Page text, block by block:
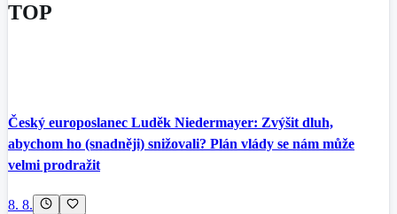
TOP
Český europoslanec Luděk Niedermayer: Zvýšit dluh,
abychom ho (snadněji) snižovali? Plán vlády se nám může
velmi prodražit
8. 8.